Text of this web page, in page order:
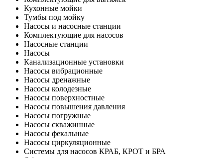
Кухонные мойки
Тумбы под мойку
Насосы и насосные станции
Комплектующие для насосов
Насосные станции
Насосы
Канализационные установки
Насосы вибрационные
Насосы дренажные
Насосы колодезные
Насосы поверхностные
Насосы повышения давления
Насосы погружные
Насосы скважинные
Насосы фекальные
Насосы циркуляционные
Системы для насосов КРАБ, КРОТ и БРА